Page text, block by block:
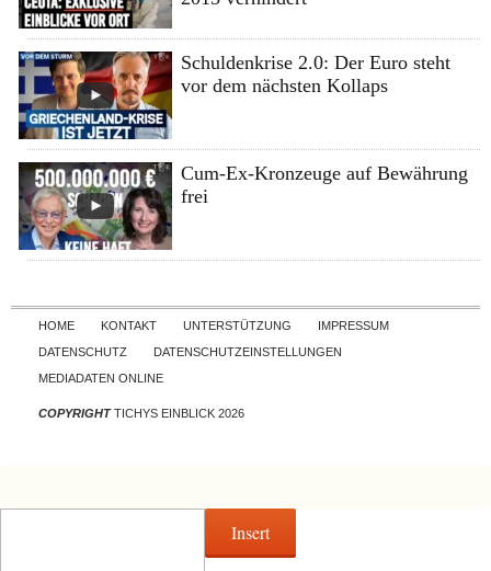
Schuldenkrise 2.0: Der Euro steht
vor dem nächsten Kollaps
Cum-Ex-Kronzeuge auf Bewährung
frei
Skip to content
HOME KONTAKT UNTERSTÜTZUNG
IMPRESSUM
DATENSCHUTZ
DATENSCHUTZEINSTELLUNGEN
MEDIADATEN ONLINE
COPYRIGHTTICHYS EINBLICK 2026
Insert